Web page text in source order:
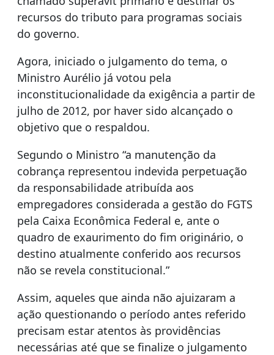
recursos do tributo para programas sociais
do governo.
Agora, iniciado o julgamento do tema, o
Ministro Aurélio já votou pela
inconstitucionalidade da exigência a partir de
julho de 2012, por haver sido alcançado o
objetivo que o respaldou.
Segundo o Ministro “a manutenção da
cobrança representou indevida perpetuação
da responsabilidade atribuída aos
empregadores considerada a gestão do FGTS
pela Caixa Econômica Federal e, ante o
quadro de exaurimento do fim originário, o
destino atualmente conferido aos recursos
não se revela constitucional.”
Assim, aqueles que ainda não ajuizaram a
ação questionando o período antes referido
precisam estar atentos às providências
necessárias até que se finalize o julgamento